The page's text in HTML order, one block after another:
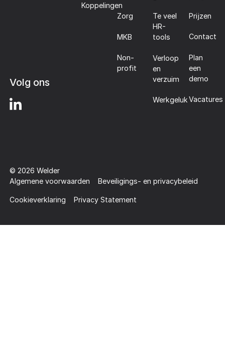
Volg ons
Koppelingen
Zorg
MKB
Non-
profit
Te veel
HR-
tools
Verloop
en
verzuim
Werkgeluk
Prijzen
Contact
Plan
een
demo
Vacatures
© 2026 Welder
Algemene voorwaarden
Beveiligings- en privacybeleid
Cookieverklaring Privacy Statement